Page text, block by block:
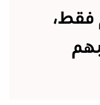
فقط،